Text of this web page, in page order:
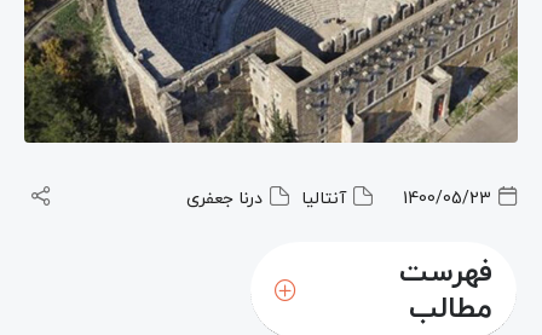
1400/05/23 آنتالیا درنا جعفری
فهرست
مطالب